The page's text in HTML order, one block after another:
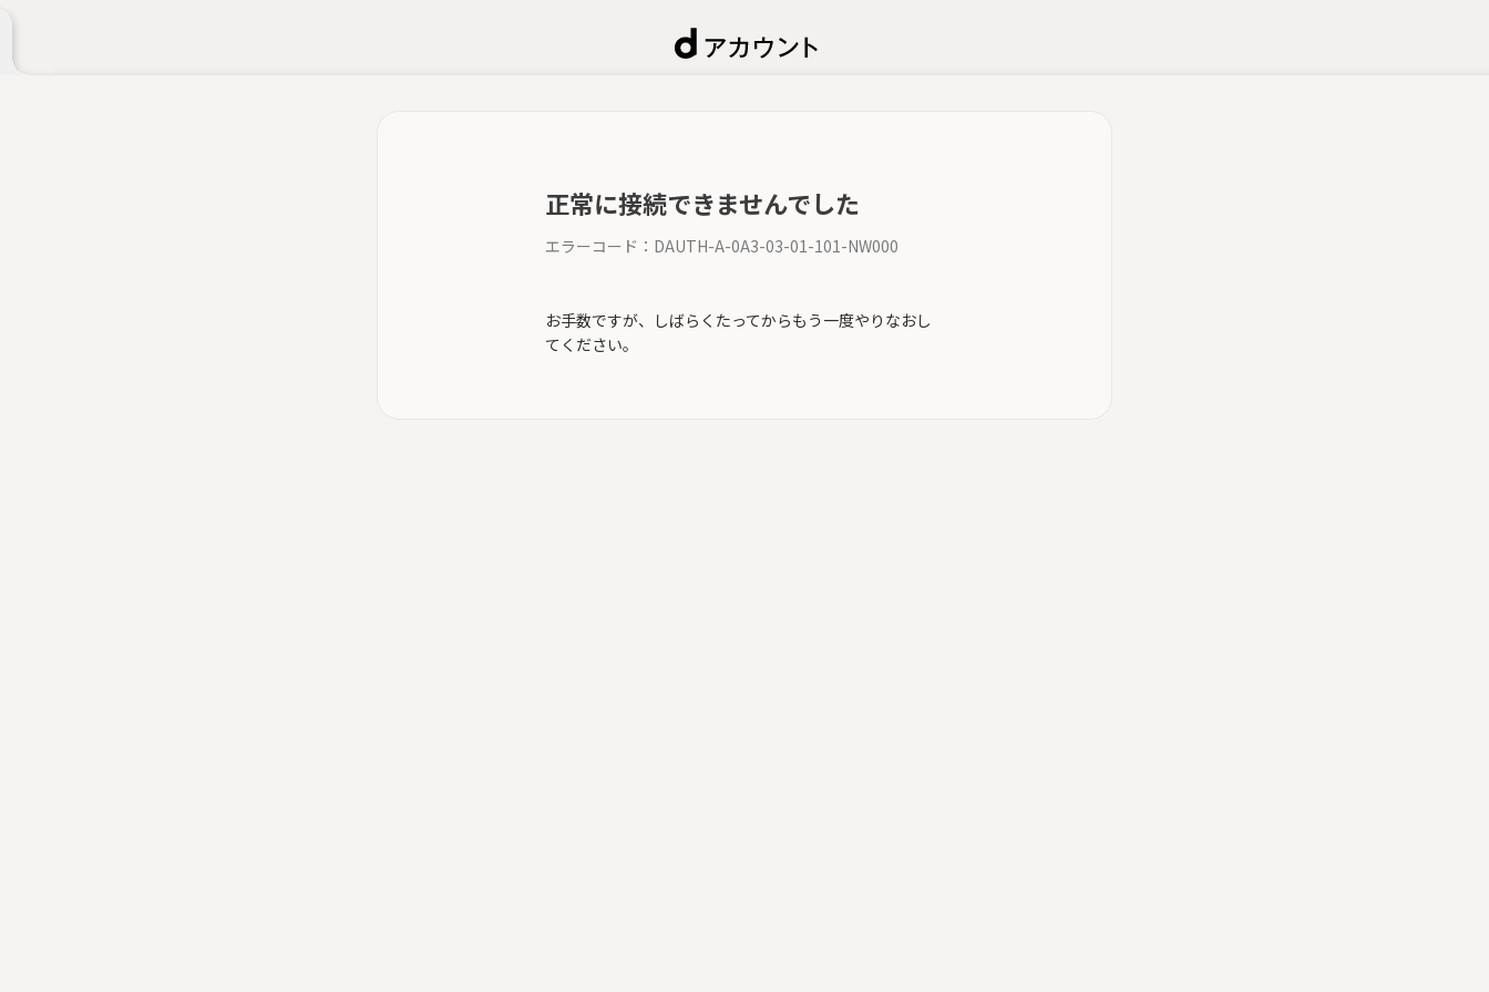
正常に接続できませんでした
エラーコード： DAUTH-A-0A3-03-01-101-NW000
お手数ですが、しばらくたってからもう一度やりなおし
てください。